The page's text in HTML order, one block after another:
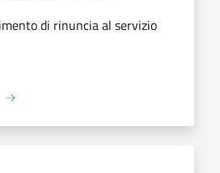
di rinuncia al servizio